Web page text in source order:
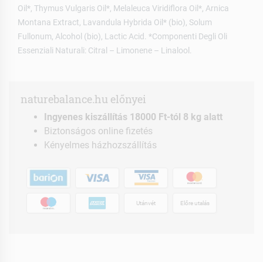
Oil*, Thymus Vulgaris Oil*, Melaleuca Viridiflora Oil*, Arnica
Montana Extract, Lavandula Hybrida Oil* (bio), Solum
Fullonum, Alcohol (bio), Lactic Acid. *Componenti Degli Oli
Essenziali Naturali: Citral – Limonene – Linalool.
naturebalance.hu előnyei
Ingyenes kiszállítás 18000 Ft-tól 8 kg alatt
Biztonságos online fizetés
Kényelmes házhozszállítás
Utánvét Előre utalás